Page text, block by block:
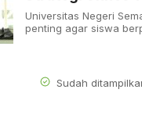
Universitas Negeri
penting agar siswa
Sudah